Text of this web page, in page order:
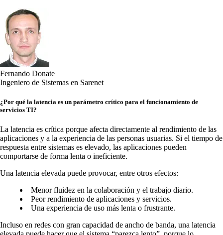
Fernando Donate
Ingeniero de Sistemas en Sarenet
¿Por qué la latencia es un parámetro crítico para el funcionamiento de
servicios TI?
La latencia es crítica porque afecta directamente al rendimiento de las
aplicaciones y a la experiencia de las personas usuarias. Si el tiempo de
respuesta entre sistemas es elevado, las aplicaciones pueden
comportarse de forma lenta o ineficiente.
Una latencia elevada puede provocar, entre otros efectos:
Menor fluidez en la colaboración y el trabajo diario.
Peor rendimiento de aplicaciones y servicios.
Una experiencia de uso más lenta o frustrante.
Incluso en redes con gran capacidad de ancho de banda, una latencia